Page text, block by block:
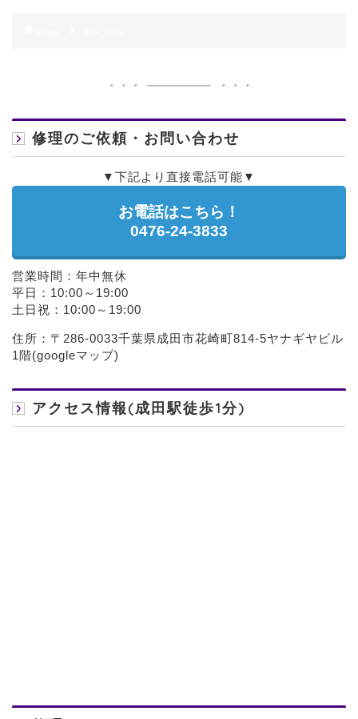
修理のご依頼・お問い合わせ
▼下記より直接電話可能▼
お電話はこちら！
0476-24-3833
営業時間：年中無休
平日：10:00～19:00
土日祝：10:00～19:00
住所：〒286-0033千葉県成田市花崎町814-5ヤナギヤビル
1階(googleマップ)
アクセス情報(成田駅徒歩1分)